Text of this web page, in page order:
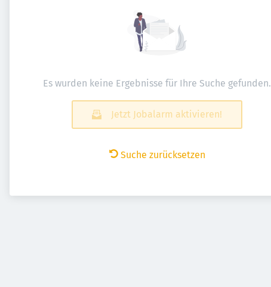
Es wurden keine Ergebnisse für Ihre Suche gefunden.
Jetzt Jobalarm aktivieren!
Suche zurücksetzen